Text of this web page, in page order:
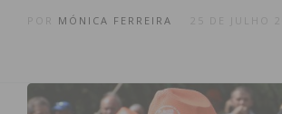
MÓNICA FERREIRA